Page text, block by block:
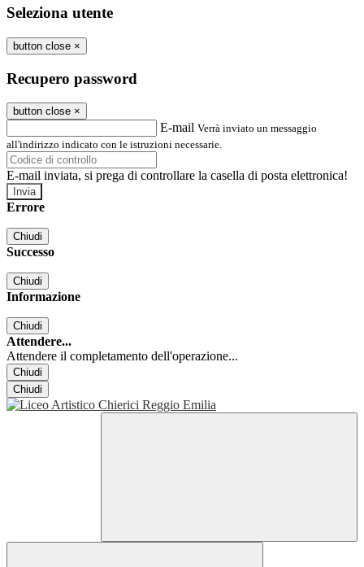
Seleziona utente
button close ×
Recupero password
button close ×
E-mail Verrà inviato un messaggio
all'indirizzo indicato con le istruzioni necessarie.
E-mail inviata, si prega di controllare la casella di posta elettronica!
Errore
Chiudi
Successo
Chiudi
Informazione
Chiudi
Attendere...
Attendere il completamento dell'operazione...
Chiudi
Chiudi